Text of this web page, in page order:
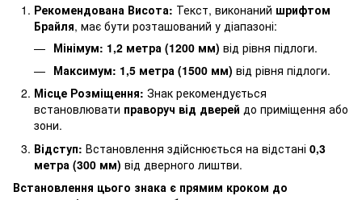
Рекомендована Висота: Текст, виконаний шрифтом
Брайля, має бути розташований у діапазоні:
Мінімум: 1,2 метра (1200 мм) від рівня підлоги.
Максимум: 1,5 метра (1500 мм) від рівня підлоги.
Місце Розміщення: Знак рекомендується
встановлювати праворуч від дверей до приміщення або
зони.
Відступ: Встановлення здійснюється на відстані 0,3
метра (300 мм) від дверного лиштви.
Встановлення цього знака є прямим кроком до